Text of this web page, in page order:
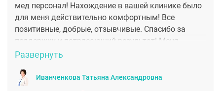
мед персонал! Нахождение в вашей клинике было
для меня действительно комфортным! Все
позитивные, добрые, отзывчивые. Спасибо за
поддержку и потрясающий результат! Меня
переполняют эмоции, мои уши теперь как
Развернуть
Иванченкова Татьяна Александровна